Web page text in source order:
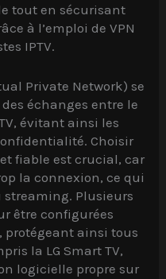
tout en sécurisant
à l’emploi de VPN
IPTV.
Private Network) se
échanges entre le
évitant ainsi les
Choisir
fiable est crucial, car
la connexion, ce qui
Plusieurs
être configurées
ainsi tous
la LG Smart TV,
logicielle propre sur